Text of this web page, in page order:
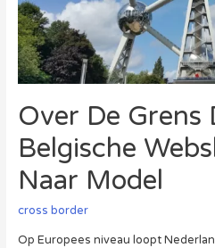
Over De Grens
Belgische
Naar Model
cross border
Op Europees niveau loopt